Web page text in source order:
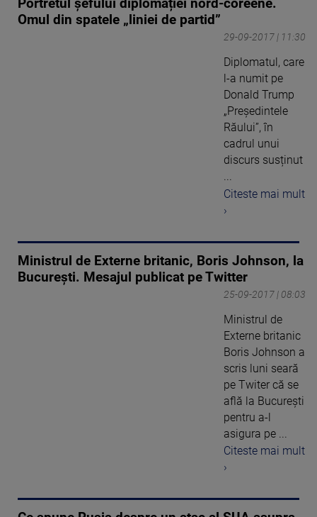
Portretul șefului diplomației nord-coreene.
Omul din spatele „liniei de partid”
29-09-2017 | 11:30
Diplomatul, care
l-a numit pe
Donald Trump
„Președintele
Răului”, în
cadrul unui
discurs susținut
...
Citeste mai mult
›
Ministrul de Externe britanic, Boris Johnson, la
Bucureşti. Mesajul publicat pe Twitter
25-09-2017 | 08:03
Ministrul de
Externe britanic
Boris Johnson a
scris luni seară
pe Twiter că se
află la Bucureşti
pentru a-l
asigura pe ...
Citeste mai mult
›